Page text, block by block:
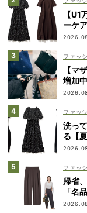
【
ーケ
ファッ
【マ
増加
ファッ
洗っ
る【
ファッ
帰省
「名